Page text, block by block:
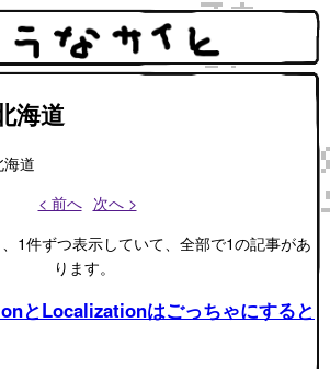
海道
道
< 前へ 次へ >
1件ずつ表示していて、全部で1の記事があ
ります。
とLocalizationはごっちゃにすると